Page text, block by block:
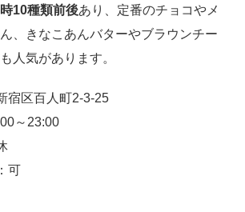
10種類前後あり、定番のチョコやメ
、きなこあんバターやブラウンチー
人気があります。
宿区百人町2-3-25
～23:00
可